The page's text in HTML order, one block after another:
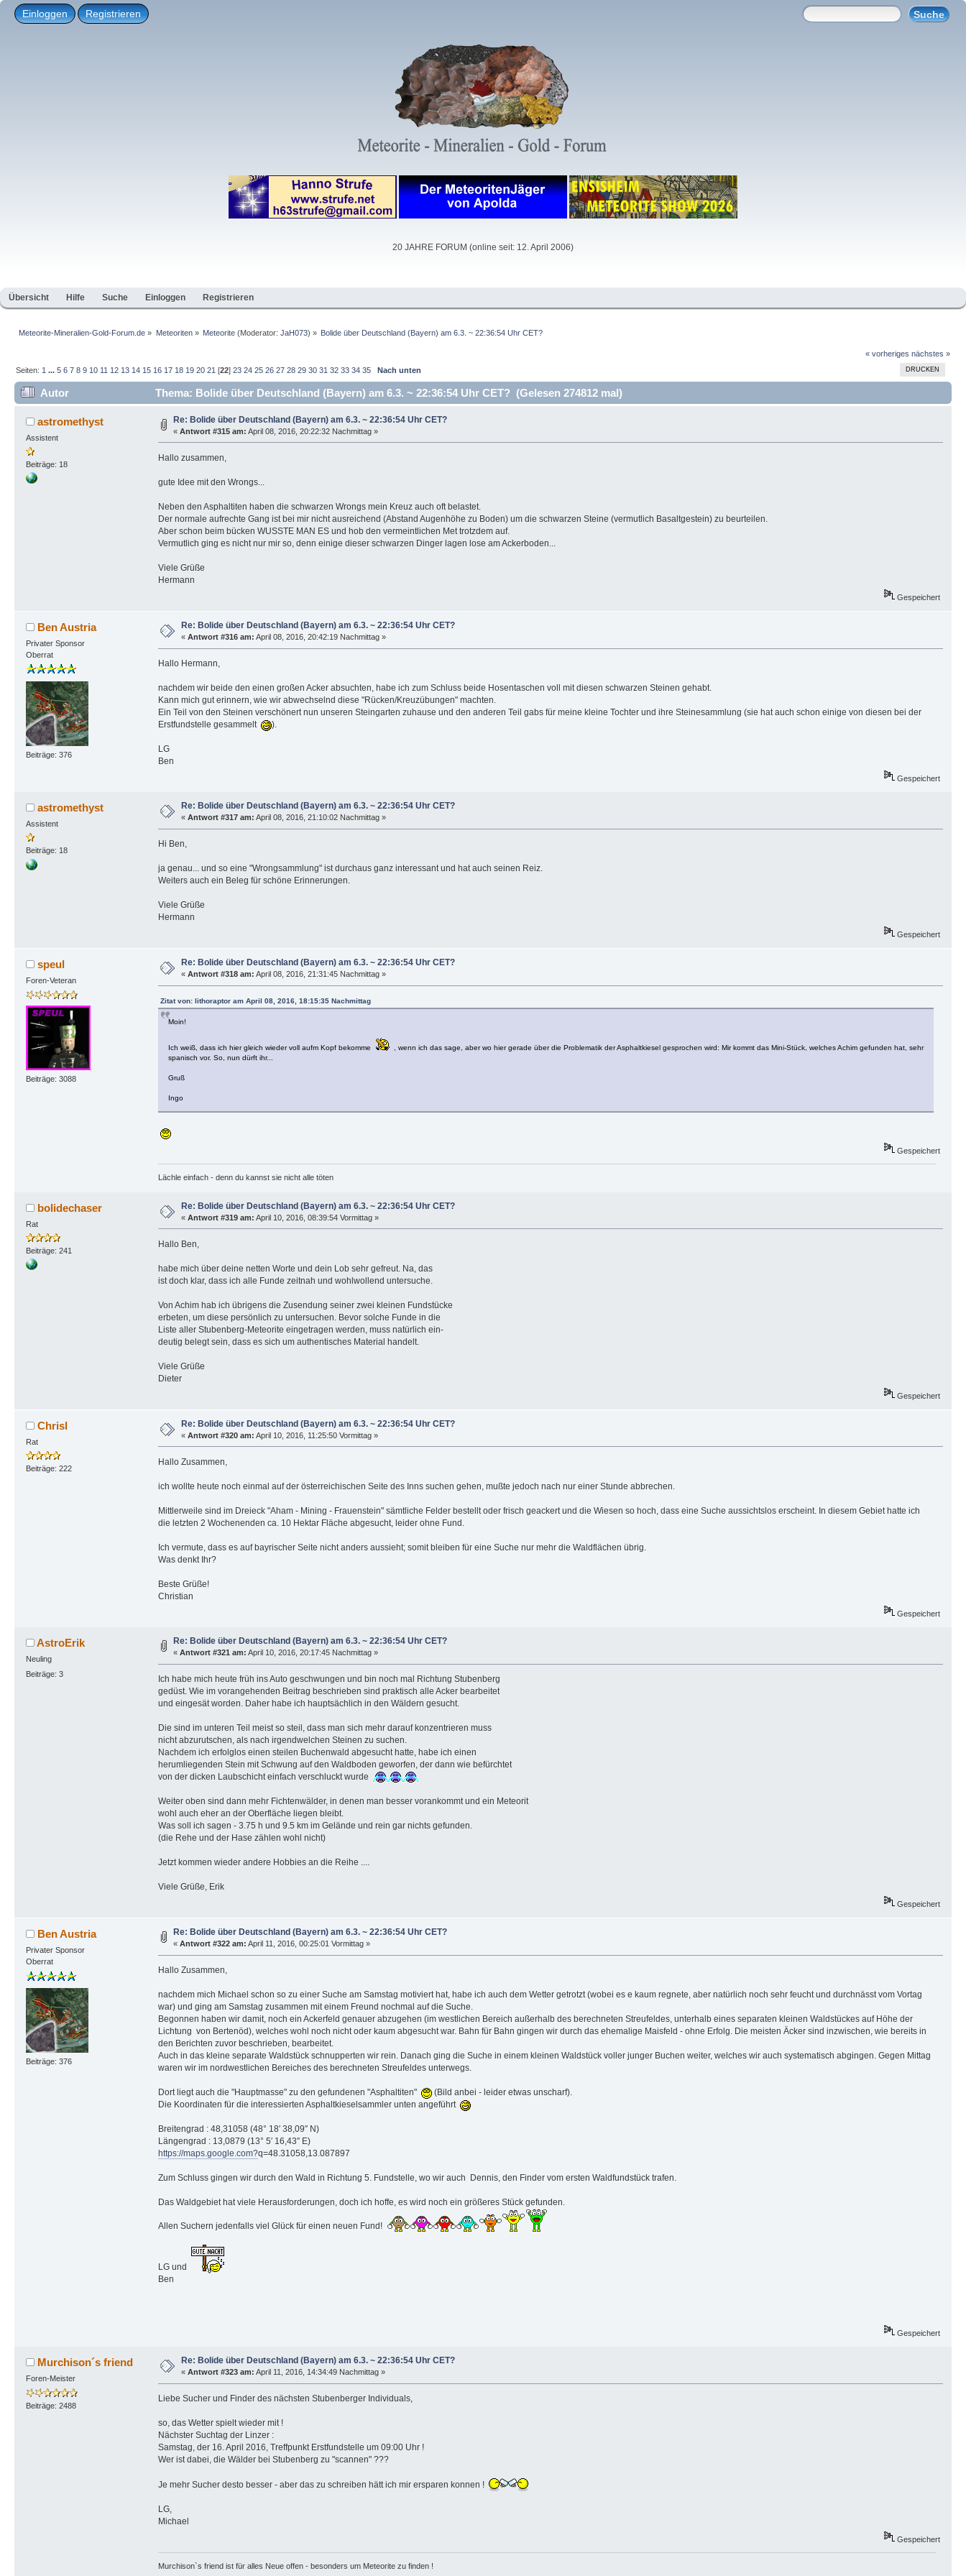
Einloggen Registrieren
20 JAHRE FORUM (online seit: 12. April 2006)
Übersicht Hilfe Suche Einloggen Registrieren
Meteorite-Mineralien-Gold-Forum.de » Meteoriten» Meteorite(Moderator: JaH073) » Bolide über Deutschland (Bayern) am 6.3. ~ 22:36:54 Uhr CET?
« vorheriges nächstes »
DRUCKEN
Seiten: 1 ...5 6 7 8 9 10 11 12 13 14 15 16 17 18 19 20 21 [22]23 24 25 26 27 28 29 30 31 32 33 34 35 Nach unten
Autor Thema: Bolide über Deutschland (Bayern) am 6.3. ~ 22:36:54 Uhr CET? (Gelesen 274812 mal)
astromethyst
Assistent
Beiträge: 18
Re: Bolide über Deutschland (Bayern) am 6.3. ~ 22:36:54 Uhr CET?
« Antwort #315 am: April 08, 2016, 20:22:32 Nachmittag »
Hallo zusammen,
gute Idee mit den Wrongs...
Neben den Asphaltiten haben die schwarzen Wrongs mein Kreuz auch oft belastet.
Der normale aufrechte Gang ist bei mir nicht ausreichend (Abstand Augenhöhe zu Boden) um die schwarzen Steine (vermutlich Basaltgestein) zu beurteilen.
Aber schon beim bücken WUSSTE MAN ES und hob den vermeintlichen Met trotzdem auf.
Vermutlich ging es nicht nur mir so, denn einige dieser schwarzen Dinger lagen lose am Ackerboden...
Viele Grüße
Hermann
Gespeichert
Ben Austria
Privater Sponsor
Oberrat
Beiträge: 376
Re: Bolide über Deutschland (Bayern) am 6.3. ~ 22:36:54 Uhr CET?
« Antwort #316 am: April 08, 2016, 20:42:19 Nachmittag »
Hallo Hermann,
nachdem wir beide den einen großen Acker absuchten, habe ich zum Schluss beide Hosentaschen voll mit diesen schwarzen Steinen gehabt.
Kann mich gut erinnern, wie wir abwechselnd diese "Rücken/Kreuzübungen" machten.
Ein Teil von den Steinen verschönert nun unseren Steingarten zuhause und den anderen Teil gabs für meine kleine Tochter und ihre Steinesammlung (sie hat auch schon einige von diesen bei der
Erstfundstelle gesammelt
).
LG
Ben
Gespeichert
astromethyst
Assistent
Beiträge: 18
Re: Bolide über Deutschland (Bayern) am 6.3. ~ 22:36:54 Uhr CET?
« Antwort #317 am: April 08, 2016, 21:10:02 Nachmittag »
Hi Ben,
ja genau... und so eine "Wrongsammlung" ist durchaus ganz interessant und hat auch seinen Reiz.
Weiters auch ein Beleg für schöne Erinnerungen.
Viele Grüße
Hermann
Gespeichert
speul
Foren-Veteran
Beiträge: 3088
Re: Bolide über Deutschland (Bayern) am 6.3. ~ 22:36:54 Uhr CET?
« Antwort #318 am: April 08, 2016, 21:31:45 Nachmittag »
Zitat von: lithoraptor am April 08, 2016, 18:15:35 Nachmittag
Moin!
Ich weiß, dass ich hier gleich wieder voll aufm Kopf bekomme
, wenn ich das sage, aber wo hier gerade über die Problematik der Asphaltkiesel gesprochen wird: Mir kommt das Mini-Stück, welches Achim gefunden hat, sehr
spanisch vor. So, nun dürft ihr...
Gruß
Ingo
Gespeichert
Lächle einfach - denn du kannst sie nicht alle töten
bolidechaser
Rat
Beiträge: 241
Re: Bolide über Deutschland (Bayern) am 6.3. ~ 22:36:54 Uhr CET?
« Antwort #319 am: April 10, 2016, 08:39:54 Vormittag »
Hallo Ben,
habe mich über deine netten Worte und dein Lob sehr gefreut. Na, das
ist doch klar, dass ich alle Funde zeitnah und wohlwollend untersuche.
Von Achim hab ich übrigens die Zusendung seiner zwei kleinen Fundstücke
erbeten, um diese persönlich zu untersuchen. Bevor solche Funde in die
Liste aller Stubenberg-Meteorite eingetragen werden, muss natürlich ein-
deutig belegt sein, dass es sich um authentisches Material handelt.
Viele Grüße
Dieter
Gespeichert
Chrisl
Rat
Beiträge: 222
Re: Bolide über Deutschland (Bayern) am 6.3. ~ 22:36:54 Uhr CET?
« Antwort #320 am: April 10, 2016, 11:25:50 Vormittag »
Hallo Zusammen,
ich wollte heute noch einmal auf der österreichischen Seite des Inns suchen gehen, mußte jedoch nach nur einer Stunde abbrechen.
Mittlerweile sind im Dreieck "Aham - Mining - Frauenstein" sämtliche Felder bestellt oder frisch geackert und die Wiesen so hoch, dass eine Suche aussichtslos erscheint. In diesem Gebiet hatte ich
die letzten 2 Wochenenden ca. 10 Hektar Fläche abgesucht, leider ohne Fund.
Ich vermute, dass es auf bayrischer Seite nicht anders aussieht; somit bleiben für eine Suche nur mehr die Waldflächen übrig.
Was denkt Ihr?
Beste Grüße!
Christian
Gespeichert
AstroErik
Neuling
Beiträge: 3
Re: Bolide über Deutschland (Bayern) am 6.3. ~ 22:36:54 Uhr CET?
« Antwort #321 am: April 10, 2016, 20:17:45 Nachmittag »
Ich habe mich heute früh ins Auto geschwungen und bin noch mal Richtung Stubenberg
gedüst. Wie im vorangehenden Beitrag beschrieben sind praktisch alle Acker bearbeitet
und eingesät worden. Daher habe ich hauptsächlich in den Wäldern gesucht.
Die sind im unteren Teil meist so steil, dass man sich mehr darauf konzentrieren muss
nicht abzurutschen, als nach irgendwelchen Steinen zu suchen.
Nachdem ich erfolglos einen steilen Buchenwald abgesucht hatte, habe ich einen
herumliegenden Stein mit Schwung auf den Waldboden geworfen, der dann wie befürchtet
von der dicken Laubschicht einfach verschluckt wurde
Weiter oben sind dann mehr Fichtenwälder, in denen man besser vorankommt und ein Meteorit
wohl auch eher an der Oberfläche liegen bleibt.
Was soll ich sagen - 3.75 h und 9.5 km im Gelände und rein gar nichts gefunden.
(die Rehe und der Hase zählen wohl nicht)
Jetzt kommen wieder andere Hobbies an die Reihe ....
Viele Grüße, Erik
Gespeichert
Ben Austria
Privater Sponsor
Oberrat
Beiträge: 376
Re: Bolide über Deutschland (Bayern) am 6.3. ~ 22:36:54 Uhr CET?
« Antwort #322 am: April 11, 2016, 00:25:01 Vormittag »
Hallo Zusammen,
nachdem mich Michael schon so zu einer Suche am Samstag motiviert hat, habe ich auch dem Wetter getrotzt (wobei es e kaum regnete, aber natürlich noch sehr feucht und durchnässt vom Vortag
war) und ging am Samstag zusammen mit einem Freund nochmal auf die Suche.
Begonnen haben wir damit, noch ein Ackerfeld genauer abzugehen (im westlichen Bereich außerhalb des berechneten Streufeldes, unterhalb eines separaten kleinen Waldstückes auf Höhe der
Lichtung von Bertenöd), welches wohl noch nicht oder kaum abgesucht war. Bahn für Bahn gingen wir durch das ehemalige Maisfeld - ohne Erfolg. Die meisten Äcker sind inzwischen, wie bereits in
den Berichten zuvor beschrieben, bearbeitet.
Auch in das kleine separate Waldstück schnupperten wir rein. Danach ging die Suche in einem kleinen Waldstück voller junger Buchen weiter, welches wir auch systematisch abgingen. Gegen Mittag
waren wir im nordwestlichen Bereiches des berechneten Streufeldes unterwegs.
Dort liegt auch die "Hauptmasse" zu den gefundenen "Asphaltiten"
(Bild anbei - leider etwas unscharf).
Die Koordinaten für die interessierten Asphaltkieselsammler unten angeführt
Breitengrad : 48,31058 (48° 18′ 38,09″ N)
Längengrad : 13,0879 (13° 5′ 16,43″ E)
https://maps.google.com?q=48.31058,13.087897
Zum Schluss gingen wir durch den Wald in Richtung 5. Fundstelle, wo wir auch Dennis, den Finder vom ersten Waldfundstück trafen.
Das Waldgebiet hat viele Herausforderungen, doch ich hoffe, es wird noch ein größeres Stück gefunden.
Allen Suchern jedenfalls viel Glück für einen neuen Fund!
LG und
Ben
Gespeichert
Murchison´s friend
Foren-Meister
Beiträge: 2488
Re: Bolide über Deutschland (Bayern) am 6.3. ~ 22:36:54 Uhr CET?
« Antwort #323 am: April 11, 2016, 14:34:49 Nachmittag »
Liebe Sucher und Finder des nächsten Stubenberger Individuals,
so, das Wetter spielt wieder mit !
Nächster Suchtag der Linzer :
Samstag, der 16. April 2016, Treffpunkt Erstfundstelle um 09:00 Uhr !
Wer ist dabei, die Wälder bei Stubenberg zu "scannen" ???
Je mehr Sucher desto besser - aber das zu schreiben hätt ich mir ersparen konnen !
LG,
Michael
Gespeichert
Murchison`s friend ist für alles Neue offen - besonders um Meteorite zu finden !